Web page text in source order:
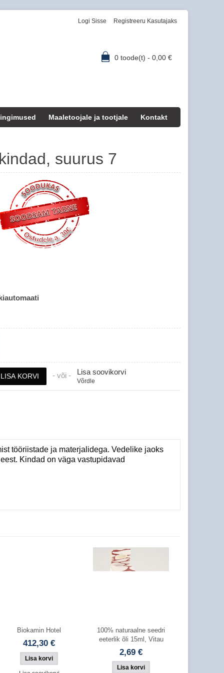
Logi Sisse Registreeru Kasutajaks
0 toode(t) - 0,00 €
Maaletoojale ja tootjale Kontakt
suurus 7
- või - Lisa soovikorvi
Võrdle
tööriistade ja materjalidega. Vedelike jaoks
Kindad on väga vastupidavad
Biokamin Hotel
412,30 €
100% naturaalne seedri
eeterlik õli 15ml, Vitau
2,69 €